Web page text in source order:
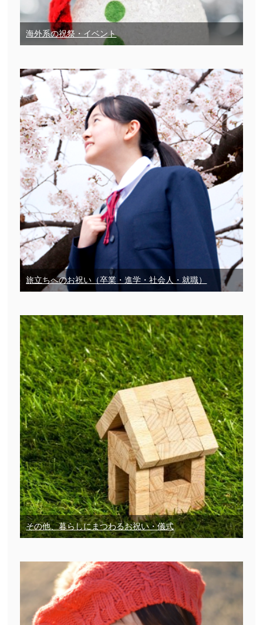
海外系の祝祭・イベント
旅立ちへのお祝い（卒業・進学・社会人・就職）
その他、暮らしにまつわるお祝い・儀式